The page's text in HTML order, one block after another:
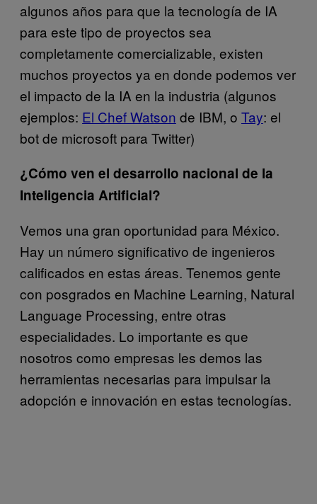
algunos años para que la tecnología de IA
para este tipo de proyectos sea
completamente comercializable, existen
muchos proyectos ya en donde podemos ver
el impacto de la IA en la industria (algunos
ejemplos: El Chef Watson de IBM, o Tay: el
bot de microsoft para Twitter)
¿Cómo ven el desarrollo nacional de la
Inteligencia Artificial?
Vemos una gran oportunidad para México.
Hay un número significativo de ingenieros
calificados en estas áreas. Tenemos gente
con posgrados en Machine Learning, Natural
Language Processing, entre otras
especialidades. Lo importante es que
nosotros como empresas les demos las
herramientas necesarias para impulsar la
adopción e innovación en estas tecnologías.